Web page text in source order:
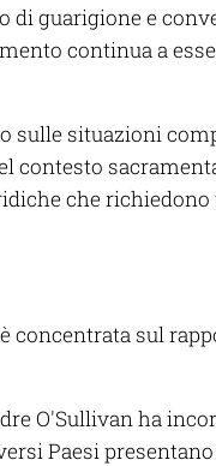
guarigione e
continua a
situazioni
contesto
che
sul
O'Sullivan ha
Paesi